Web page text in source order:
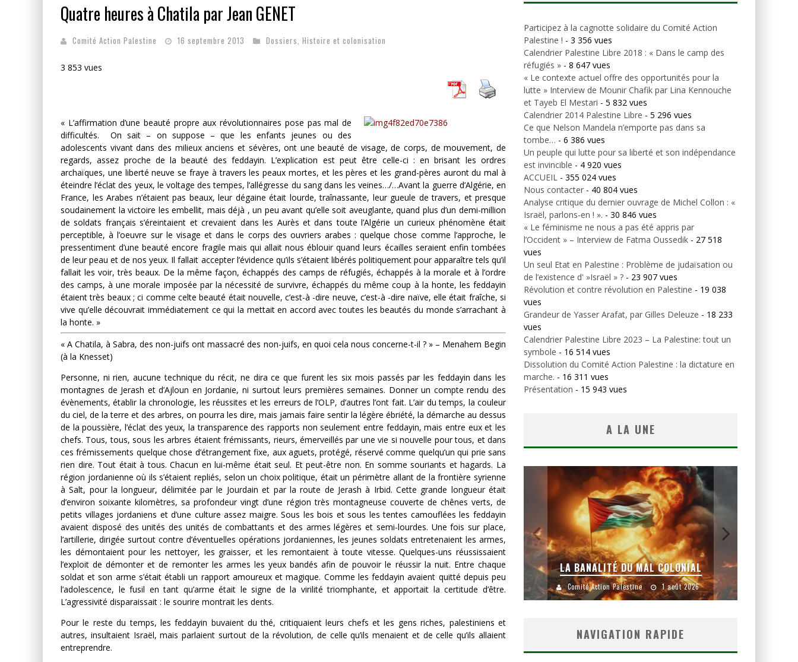
LA GUERRE SIONISTE, LA GUERRE DÉMOGRAPHIQUE
Quatre heures à Chatila par Jean GENET
Comité Action Palestine 16 septembre 2013 Dossiers, Histoire et colonisation
3 853 vues
« L’affirmation d’une beauté propre aux révolutionnaires pose pas mal de
difficultés. On sait – on suppose – que les enfants jeunes ou des
adolescents vivant dans des milieux anciens et sévères, ont une beauté de visage, de corps, de mouvement, de
regards, assez proche de la beauté des feddayin. L’explication est peut être celle-ci : en brisant les ordres
archaïques, une liberté neuve se fraye à travers les peaux mortes, et les pères et les grand-pères auront du mal à
éteindre l’éclat des yeux, le voltage des tempes, l’allégresse du sang dans les veines…/…Avant la guerre d’Algérie, en
France, les Arabes n’étaient pas beaux, leur dégaine était lourde, traînassante, leur gueule de travers, et presque
soudainement la victoire les embellit, mais déjà , un peu avant qu’elle soit aveuglante, quand plus d’un demi-million
de soldats français s’éreintaient et crevaient dans les Aurès et dans toute l’Algérie un curieux phénomène était
perceptible, à l’oeuvre sur le visage et dans le corps des ouvriers arabes : quelque chose comme l’approche, le
pressentiment d’une beauté encore fragile mais qui allait nous éblouir quand leurs écailles seraient enfin tombées
de leur peau et de nos yeux. Il fallait accepter l’évidence qu’ils s’étaient libérés politiquement pour apparaître tels qu’il
fallait les voir, très beaux. De la même façon, échappés des camps de réfugiés, échappés à la morale et à l’ordre
des camps, à une morale imposée par la nécessité de survivre, échappés du même coup à la honte, les feddayin
étaient très beaux ; ci comme celte beauté était nouvelle, c’est-à -dire neuve, c’est-à -dire naïve, elle était fraîche, si
vive qu’elle découvrait immédiatement ce qui la mettait en accord avec toutes les beautés du monde s’arrachant à
la honte. »
« A Chatila, à Sabra, des non-juifs ont massacré des non-juifs, en quoi cela nous concerne-t-il ? » – Menahem Begin
(à la Knesset)
Personne, ni rien, aucune technique du récit, ne dira ce que furent les six mois passés par les feddayin dans les
montagnes de Jerash et d’Ajloun en Jordanie, ni surtout leurs premières semaines. Donner un compte rendu des
évènements, établir la chronologie, les réussites et les erreurs de l’OLP, d’autres l’ont fait. L’air du temps, la couleur
du ciel, de la terre et des arbres, on pourra les dire, mais jamais faire sentir la légère ébriété, la démarche au dessus
de la poussière, l’éclat des yeux, la transparence des rapports non seulement entre feddayin, mais entre eux et les
chefs. Tous, tous, sous les arbres étaient frémissants, rieurs, émerveillés par une vie si nouvelle pour tous, et dans
ces frémissements quelque chose d’étrangement fixe, aux aguets, protégé, réservé comme quelqu’un qui prie sans
rien dire. Tout était à tous. Chacun en lui-même était seul. Et peut-être non. En somme souriants et hagards. La
région jordanienne où ils s’étaient repliés, selon un choix politique, était un périmètre allant de la frontière syrienne
à Salt, pour la longueur, délimitée par le Jourdain et par la route de Jerash à Irbid. Cette grande longueur était
d’environ soixante kilomètres, sa profondeur vingt d’une région très montagneuse couverte de chênes verts, de
petits villages jordaniens et d’une culture assez maigre. Sous les bois et sous les tentes camouflées les feddayin
avaient disposé des unités des unités de combattants et des armes légères et semi-lourdes. Une fois sur place,
l’artillerie, dirigée surtout contre d’éventuelles opérations jordaniennes, les jeunes soldats entretenaient les armes,
les démontaient pour les nettoyer, les graisser, et les remontaient à toute vitesse. Quelques-uns réussissaient
l’exploit de démonter et de remonter les armes les yeux bandés afin de pouvoir le réussir la nuit. Entre chaque
soldat et son arme s’était établi un rapport amoureux et magique. Comme les feddayin avaient quitté depuis peu
l’adolescence, le fusil en tant qu’arme était le signe de la virilité triomphante, et apportait la certitude d’être.
L’agressivité disparaissait : le sourire montrait les dents.
Pour le reste du temps, les feddayin buvaient du thé, critiquaient leurs chefs et les gens riches, palestiniens et
autres, insultaient Israël, mais parlaient surtout de la révolution, de celle qu’ils menaient et de celle qu’ils allaient
entreprendre.
Participez à la cagnotte solidaire du Comité Action
Palestine ! - 3 356 vues
Calendrier Palestine Libre 2018 : « Dans le camp des
réfugiés » - 8 647 vues
« Le contexte actuel offre des opportunités pour la
lutte » Interview de Mounir Chafik par Lina Kennouche
et Tayeb El Mestari - 5 832 vues
Calendrier 2014 Palestine Libre - 5 296 vues
Ce que Nelson Mandela n’emporte pas dans sa
tombe… - 6 386 vues
Un peuple qui lutte pour sa liberté et son indépendance
est invincible - 4 920 vues
ACCUEIL - 355 024 vues
Nous contacter - 40 804 vues
Analyse critique du dernier ouvrage de Michel Collon : «
Israël, parlons-en ! ». - 30 846 vues
« Le féminisme ne nous a pas été appris par
l’Occident » – Interview de Fatma Oussedik - 27 518
vues
Un seul Etat en Palestine : Problème de judaïsation ou
de l’existence d' »Israël » ? - 23 907 vues
Révolution et contre révolution en Palestine - 19 038
vues
Grandeur de Yasser Arafat, par Gilles Deleuze - 18 233
vues
Calendrier Palestine Libre 2023 – La Palestine: tout un
symbole - 16 514 vues
Dissolution du Comité Action Palestine : la dictature en
marche. - 16 311 vues
Présentation - 15 943 vues
A LA UNE
DES ACCORDS DE PAIX SANS LE
PEUPLE ET CONTRE LE PEUPLE
Comité Action Palestine 3 juillet 2026
LA BANALITÉ DU MAL COLONIAL
Comité Action Palestine 1 août 2026
YANKEES, GO HOME !
Comité Action Palestine 26 juillet 2026
NAVIGATION RAPIDE